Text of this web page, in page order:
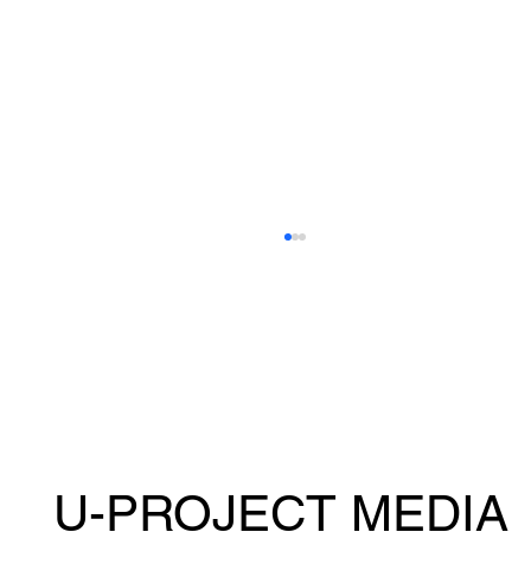
6.28『PANCRASE 363』に神谷大智・武
U-PROJECT MEDIA